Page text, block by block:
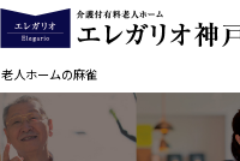
老人ホームの麻雀